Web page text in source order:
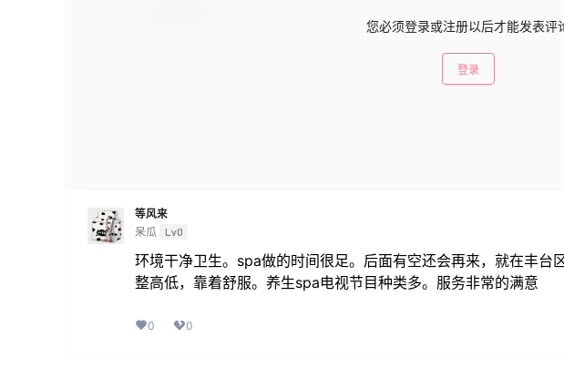
您必须登录或注册以后才能发表评
登录
等风来
呆瓜 Lv0
环境干净卫生。spa做的时间很足。后面有空还会再来，就在丰台
整高低，靠着舒服。养生spa电视节目种类多。服务非常的满意
0 0